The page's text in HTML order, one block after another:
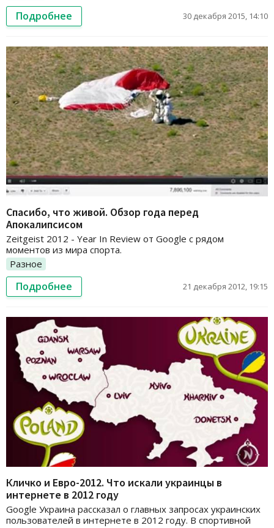
Подробнее 30 декабря 2015, 14:10
Спасибо, что живой. Обзор года перед
Апокалипсисом
Zeitgeist 2012 - Year In Review от Google с рядом
моментов из мира спорта.
Разное
Подробнее 21 декабря 2012, 19:15
Кличко и Евро-2012. Что искали украинцы в
интернете в 2012 году
Google Украина рассказал о главных запросах украинских
пользователей в интернете в 2012 году. В спортивной